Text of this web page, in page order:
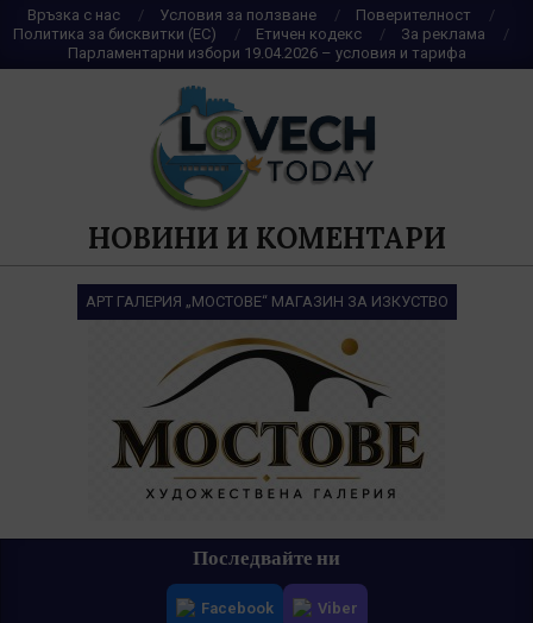
Skip
to
content
Връзка с нас Условия за ползване
Поверителност
Политика за бисквитки (ЕС)
Етичен кодекс
За реклама
Парламентарни избори 19.04.2026 – условия и тарифа
НОВИНИ И КОМЕНТАРИ
АРТ ГАЛЕРИЯ „МОСТОВЕ“ МАГАЗИН ЗА ИЗКУСТВО
Последвайте ни
Facebook Viber